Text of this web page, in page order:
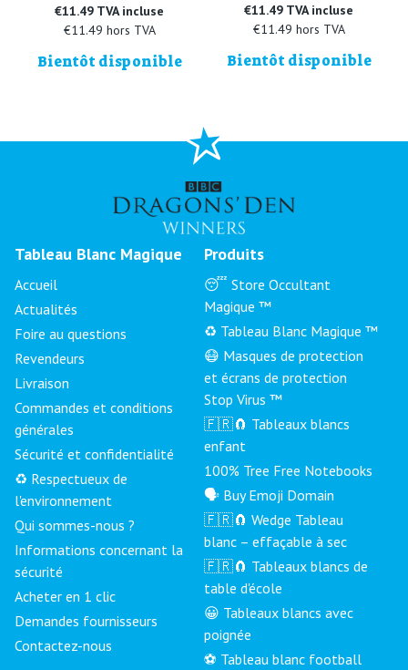
€11.49 TVA incluse
€11.49 hors TVA
Bientôt disponible
€11.49 TVA incluse
€11.49 hors TVA
Bientôt disponible
Tableau Blanc Magique
Accueil
Actualités
Foire au questions
Revendeurs
Livraison
Commandes et conditions
générales
Sécurité et confidentialité
♻️ Respectueux de
l'environnement
Qui sommes-nous ?
Informations concernant la
sécurité
Acheter en 1 clic
Demandes fournisseurs
Contactez-nous
Produits
😴 Store Occultant
Magique ™
♻️ Tableau Blanc Magique ™
😷 Masques de protection
et écrans de protection
Stop Virus ™
🇫🇷🧲 Tableaux blancs
enfant
100% Tree Free Notebooks
🗣 Buy Emoji Domain
🇫🇷🧲 Wedge Tableau
blanc – effaçable à sec
🇫🇷🧲 Tableaux blancs de
table d'école
😀 Tableaux blancs avec
poignée
⚽ Tableau blanc football